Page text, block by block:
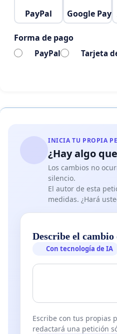
PayPal Google Pay
Forma de pago
PayPal Tarjeta
INICIA TU PROPIA
¿Hay algo
Los cambios no
silencio.
El autor de esta
medidas. ¿Hará
Describe el
Con tecnología de IA
Escribe con tus propias
redactará una petición